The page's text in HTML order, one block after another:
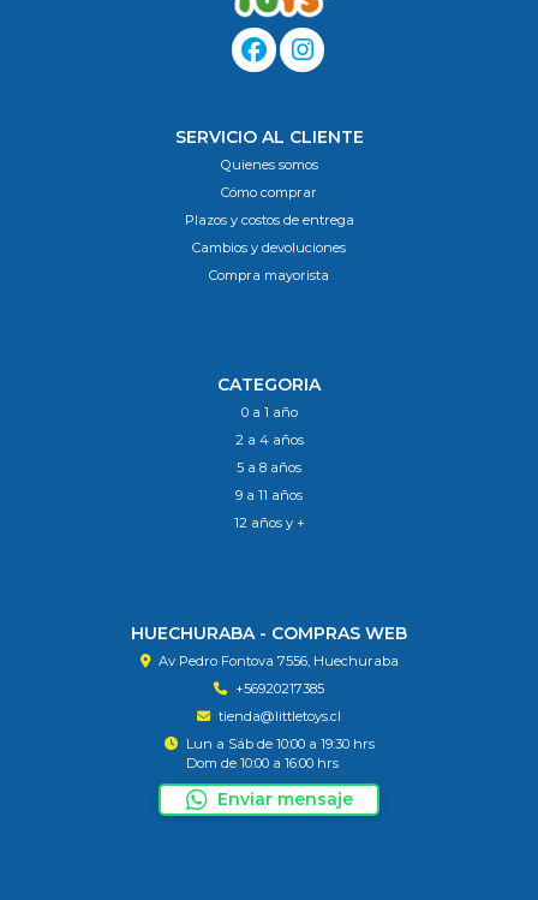
SERVICIO AL CLIENTE
Quienes somos
Cómo comprar
Plazos y costos de entrega
Cambios y devoluciones
Compra mayorista
CATEGORIA
0 a 1 año
2 a 4 años
5 a 8 años
9 a 11 años
12 años y +
HUECHURABA - COMPRAS WEB
Av Pedro Fontova 7556, Huechuraba
+56920217385
tienda@littletoys.cl
Lun a Sáb de 10:00 a 19:30 hrs
Dom de 10:00 a 16:00 hrs
Enviar mensaje